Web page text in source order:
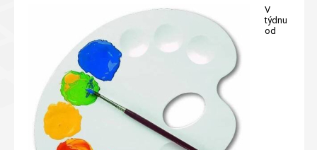
V
týdnu
od